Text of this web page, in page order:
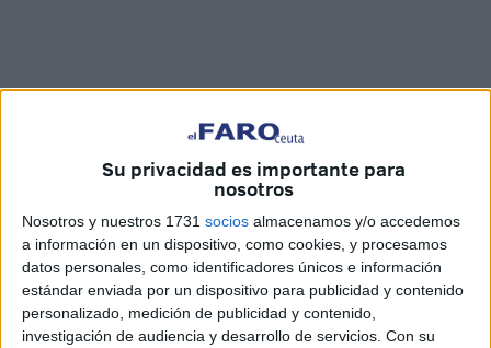
Su privacidad es importante para
nosotros
Nosotros y nuestros 1731 socios almacenamos y/o accedemos
a información en un dispositivo, como cookies, y procesamos
datos personales, como identificadores únicos e información
estándar enviada por un dispositivo para publicidad y contenido
personalizado, medición de publicidad y contenido,
investigación de audiencia y desarrollo de servicios. Con su
En una tarde de mucho deporte, de mucha adrenalina y
mucha tensión como fue la que tuvo el Guillermo Molina
debido alXXI Torneo de Gimnasia de Ceuta, tocaba
animar la fiesta.